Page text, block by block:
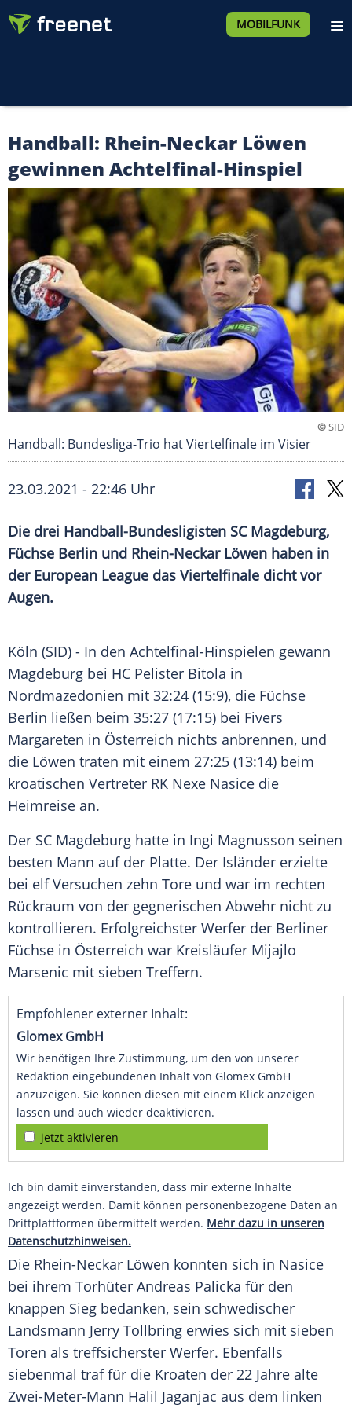
MOBILFUNK
Handball: Rhein-Neckar Löwen
gewinnen Achtelfinal-Hinspiel
©SID
Handball: Bundesliga-Trio hat Viertelfinale im Visier
23.03.2021 - 22:46 Uhr
Die drei Handball-Bundesligisten SC Magdeburg,
Füchse Berlin und Rhein-Neckar Löwen haben in
der European League das Viertelfinale dicht vor
Augen.
Köln (SID) - In den Achtelfinal-Hinspielen gewann
Magdeburg bei HC Pelister Bitola in
Nordmazedonien mit 32:24 (15:9), die Füchse
Berlin ließen beim 35:27 (17:15) bei Fivers
Margareten in Österreich nichts anbrennen, und
die Löwen traten mit einem 27:25 (13:14) beim
kroatischen Vertreter RK Nexe Nasice die
Heimreise an.
Der SC Magdeburg hatte in Ingi Magnusson seinen
besten Mann auf der Platte. Der Isländer erzielte
bei elf Versuchen zehn Tore und war im rechten
Rückraum von der gegnerischen Abwehr nicht zu
kontrollieren. Erfolgreichster Werfer der Berliner
Füchse in Österreich war Kreisläufer Mijajlo
Marsenic mit sieben Treffern.
Empfohlener externer Inhalt:
Glomex GmbH
Wir benötigen Ihre Zustimmung, um den von unserer
Redaktion eingebundenen Inhalt von Glomex GmbH
anzuzeigen. Sie können diesen mit einem Klick anzeigen
lassen und auch wieder deaktivieren.
jetzt aktivieren
Ich bin damit einverstanden, dass mir externe Inhalte
angezeigt werden. Damit können personenbezogene Daten an
Drittplattformen übermittelt werden. Mehr dazu in unseren
Datenschutzhinweisen.
Die Rhein-Neckar Löwen konnten sich in Nasice
bei ihrem Torhüter Andreas Palicka für den
knappen Sieg bedanken, sein schwedischer
Landsmann Jerry Tollbring erwies sich mit sieben
Toren als treffsicherster Werfer. Ebenfalls
siebenmal traf für die Kroaten der 22 Jahre alte
Zwei-Meter-Mann Halil Jaganjac aus dem linken